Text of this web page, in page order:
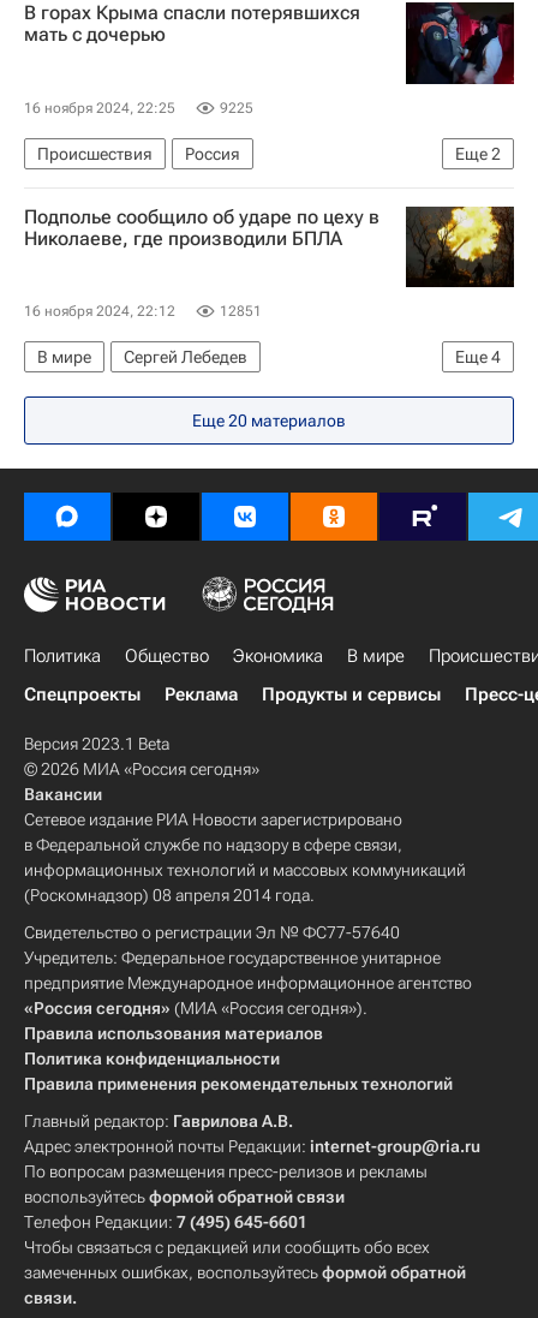
Кириакос Мицотакис
В горах Крыма спасли потерявшихся
мать с дочерью
16 ноября 2024, 22:25 9225
Еще2
Происшествия
Россия
МЧС России (Министерство РФ по делам гражданской обороны, чрезвычайным ситуациям и ликвидации последствий стихийных бедствий)
Республика Крым
Подполье сообщило об ударе по цеху в
Николаеве, где производили БПЛА
16 ноября 2024, 22:12 12851
Еще4
В мире
Сергей Лебедев
Николаев (Украина)
Украина
Вооруженные силы Украины
Еще 20 материалов
Политика Общество Экономика В мире
Спецпроекты
Реклама Продукты и сервисы Пресс-
Версия 2023.1 Beta
© 2026 МИА «Россия сегодня»
Вакансии
Сетевое издание РИА Новости зарегистрировано
в Федеральной службе по надзору в сфере связи,
информационных технологий и массовых коммуникаций
(Роскомнадзор) 08 апреля 2014 года.
Свидетельство о регистрации Эл № ФС77-57640
Учредитель: Федеральное государственное унитарное
предприятие Международное информационное агентство
«Россия сегодня» (МИА «Россия сегодня»).
Правила использования материалов
Политика конфиденциальности
Правила применения рекомендательных технологий
Главный редактор: Гаврилова А.В.
Адрес электронной почты Редакции: internet-group@ria.ru
По вопросам размещения пресс-релизов и рекламы
воспользуйтесьформой обратной связи
Телефон Редакции: 7 (495) 645-6601
Чтобы связаться с редакцией или сообщить обо всех
замеченных ошибках, воспользуйтесьформой обратной
связи.